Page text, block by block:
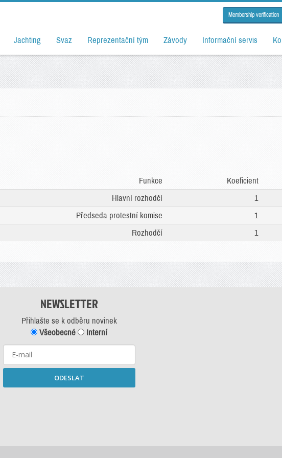
Membership verification
Jachting Svaz Reprezentační tým Závody Informační servis
Funkce Koeficient
Hlavní rozhodčí 1
Předseda protestní komise 1
Rozhodčí 1
NEWSLETTER
Přihlašte se k odběru novinek
Všeobecné
Interní
ODESLAT